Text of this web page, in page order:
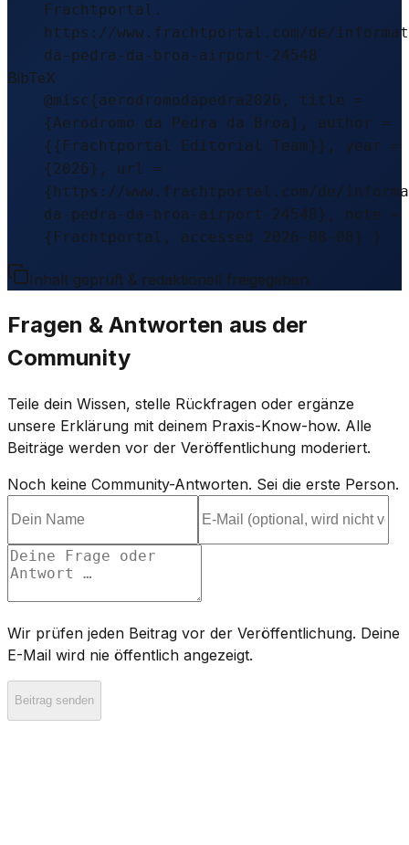
Frachtportal.
https://www.frachtportal.com/de/
da-pedra-da-broa-airport-24548
BibTeX
@misc{aerodromodapedra2026, title =
{Aerodromo da Pedra da Broa}, author =
{{Frachtportal Editorial Team}}, year =
{2026}, url =
{https://www.frachtportal.com/de/
da-pedra-da-broa-airport-24548}, note =
{Frachtportal, accessed 2026-08-08} }
Inhalt geprüft & redaktionell freigegeben.
Fragen & Antworten aus der
Community
Teile dein Wissen, stelle Rückfragen oder ergänze
unsere Erklärung mit deinem Praxis-Know-how. Alle
Beiträge werden vor der Veröffentlichung moderiert.
Noch keine Community-Antworten. Sei die erste Person.
Wir prüfen jeden Beitrag vor der Veröffentlichung. Deine
E-Mail wird nie öffentlich angezeigt.
Beitrag senden